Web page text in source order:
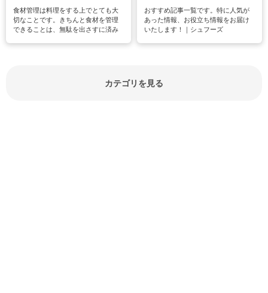
食材管理は料理をする上でとても大
切なことです。きちんと食材を管理
できることは、無駄を出さすに済み
おすすめ記事一覧です。特に人気が
あった情報、お役立ち情報をお届け
いたします！｜シュフーズ
カテゴリを見る